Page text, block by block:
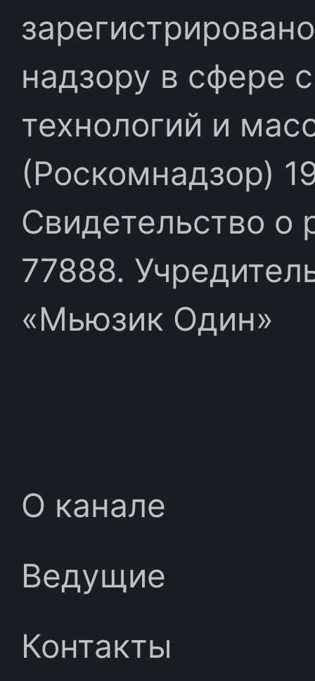
надзору в сфере
технологий и
(Роскомнадзор)
Свидетельство
77888.
«Мьюзик Один»
О канале
Ведущие
Контакты